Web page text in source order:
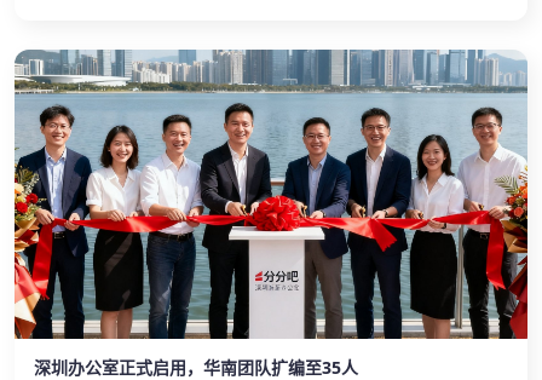
深圳办公室正式启用，华南团队扩编至35人